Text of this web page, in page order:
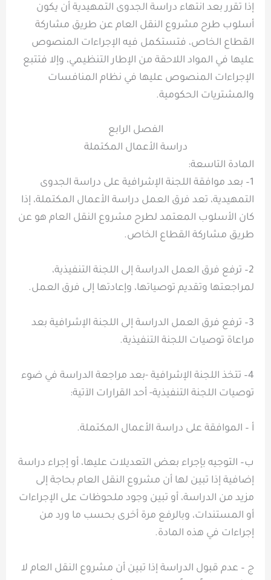
إذا تقرر بعد انتهاء دراسة الجدوى التمهيدية أن يكون
أسلوب طرح مشروع النقل العام عن طريق مشاركة
القطاع الخاص، فتستكمل فيه الإجراءات المنصوص
عليها في المواد اللاحقة من الإطار التنظيمي، وإلا فتتبع
الإجراءات المنصوص عليها في نظام المنافسات
والمشتريات الحكومية.
الفصل الرابع
دراسة الأعمال المكتملة
المادة التاسعة:
1– بعد موافقة اللجنة الإشرافية على دراسة الجدوى
التمهيدية، تعد فرق العمل دراسة الأعمال المكتملة، إذا
كان الأسلوب المعتمد لطرح مشروع النقل العام هو عن
طريق مشاركة القطاع الخاص.
2– ترفع فرق العمل الدراسة إلى اللجنة التنفيذية،
لمراجعتها وتقديم توصياتها، وإعادتها إلى فرق العمل.
3– ترفع فرق العمل الدراسة إلى اللجنة الإشرافية بعد
مراعاة توصيات اللجنة التنفيذية.
4– تتخذ اللجنة الإشرافية -بعد مراجعة الدراسة في ضوء
توصيات اللجنة التنفيذية- أحد القرارات الآتية:
أ – الموافقة على دراسة الأعمال المكتملة.
ب– التوجيه بإجراء بعض التعديلات عليها، أو إجراء دراسة
إضافية إذا تبين لها أن مشروع النقل العام بحاجة إلى
مزيد من الدراسة، أو تبين وجود ملحوظات على الإجراءات
أو المستندات، وبالرفع مرة أخرى بحسب ما ورد من
إجراءات في هذه المادة.
ج – عدم قبول الدراسة إذا تبين أن مشروع النقل العام لا